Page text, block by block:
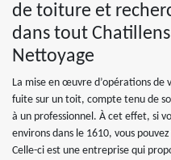
de toiture et
dans tout Chatillens
Nettoyage
La mise en œuvre d’opérations
fuite sur un toit, compte tenu de
à un professionnel. À cet effet, si
environs dans le 1610, vous
Celle-ci est une entreprise qui